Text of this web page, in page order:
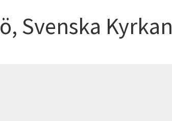
Svenska Kyrkan